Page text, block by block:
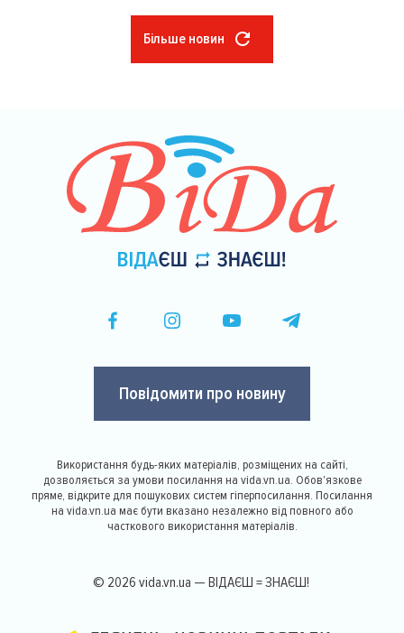
Більше новин
Повідомити про новину
Використання будь-яких матеріалів, розміщених на сайті,
дозволяється за умови посилання на vida.vn.ua. Обов'язкове
пряме, відкрите для пошукових систем гіперпосилання. Посилання
на vida.vn.ua має бути вказано незалежно від повного або
часткового використання матеріалів.
© 2026 vida.vn.ua — ВІДАЄШ = ЗНАЄШ!